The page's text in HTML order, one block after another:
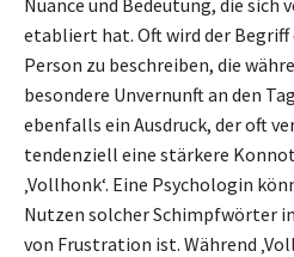
etabliert hat. Oft wird der
Person zu beschreiben, die
besondere Unvernunft an den
ebenfalls ein Ausdruck, der oft
tendenziell eine stärkere
‚Vollhonk‘. Eine Psychologin
Nutzen solcher Schimpfwörter
von Frustration ist. Während